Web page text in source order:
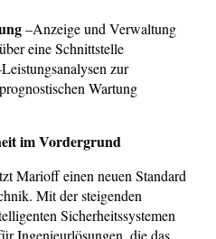
–Anzeige und Verwaltung
eine Schnittstelle
zur
Wartung
im Vordergrund
Marioff einen neuen Standard
Mit der steigenden
Sicherheitssystemen
Ingenieurlösungen, die das